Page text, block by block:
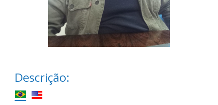
Descrição: